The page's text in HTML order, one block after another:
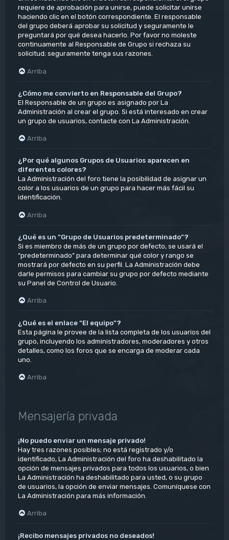
requiere de aprobación para unirse, puede solicitar unirse
haciendo clic en el botón correspondiente. El responsable
del grupo deberá aprobar su solicitud y seguramente le
preguntará por qué desea hacerlo. Por favor no moleste
continuamente al Responsable de Grupo si rechaza su
solicitud; seguramente tenga sus razones.
Arriba
¿Cómo me convierto en Responsable del Grupo?
El Responsable de un grupo es asignado por La
Administración al crear el grupo. Si está interesado en crear
un grupo de usuarios, contacte con La Administración.
Arriba
¿Por qué algunos Grupos de Usuarios aparecen en
diferentes colores?
La Administración del foro tiene la posibilidad de asignar un
color a los usuarios de un grupo para hacer más fácil su
identificación.
Arriba
¿Qué es un “Grupo de Usuarios predeterminado”?
Si es miembro de más de un grupo por defecto, se usará el
“predeterminado” para determinar qué color y rango se
mostrará por defecto en su perfil. La Administración debe
darle permisos para cambiar su grupo por defecto mediante
su Panel de Control de Usuario.
Arriba
¿Qué es el enlace “El equipo”?
Esta página le provee de la lista completa de los usuarios del
grupo, incluyendo los administradores, moderadores y otros
detalles, como los foros que se encarga de moderar cada
uno.
Arriba
Mensajería privada
¡No puedo enviar un mensaje privado!
Hay tres razones posibles; no está registrado y/o
identificado, La Administración del foro ha deshabilitado la
opción de mensajes privados para todos los usuarios, o bien
La Administración ha deshabilitado para usted, o su grupo
de usuarios, la opción de enviar mensajes. Comuníquese con
La Administración para más información.
Arriba
¡Recibo mensajes privados no deseados!